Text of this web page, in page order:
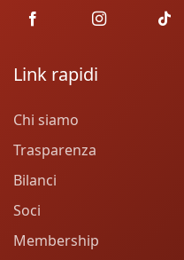
Link rapidi
Chi siamo
Trasparenza
Bilanci
Soci
Membership